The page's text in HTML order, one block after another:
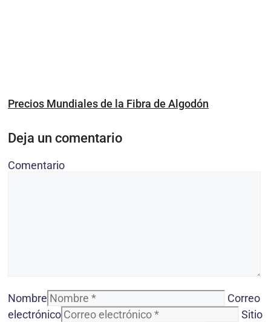
Precios Mundiales de la Fibra de Algodón
Deja un comentario
Comentario
Nombre
Correo
electrónico
Sitio